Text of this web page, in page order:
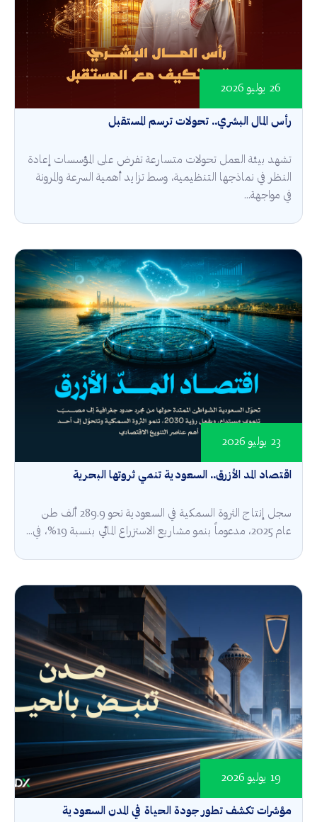
رأس المال البشري.. تحولات ترسم المستقبل
26 يوليو 2026
تشهد بيئة العمل تحولات متسارعة تفرض على المؤسسات إعادة
النظر في نماذجها التنظيمية، وسط تزايد أهمية السرعة والمرونة
في مواجهة...
اقتصاد المد الأزرق.. السعودية تنمي ثروتها البحرية
23 يوليو 2026
سجل إنتاج الثروة السمكية في السعودية نحو 289.9 ألف طن
عام 2025، مدعوماً بنمو مشاريع الاستزراع المائي بنسبة 19%، في...
مؤشرات تكشف تطور جودة الحياة في المدن السعودية
19 يوليو 2026